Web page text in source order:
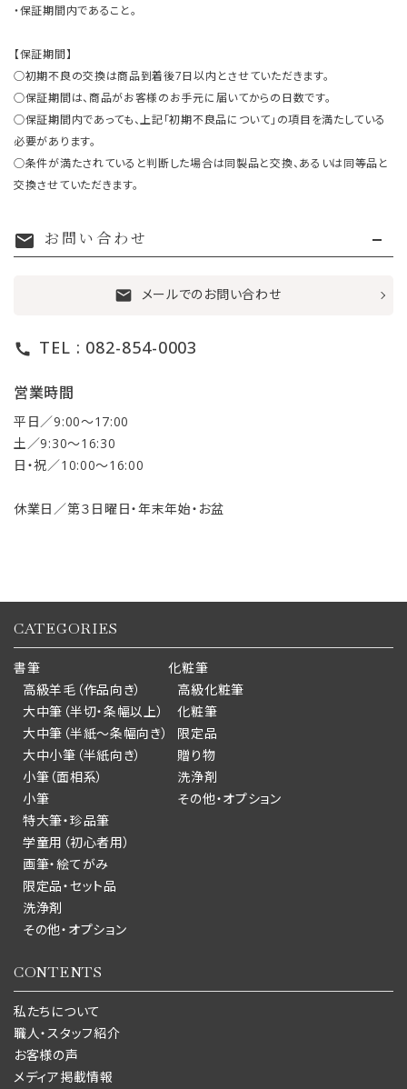
・保証期間内であること。
【保証期間】
○初期不良の交換は商品到着後7日以内とさせていただきます。
○保証期間は、商品がお客様のお手元に届いてからの日数です。
○保証期間内であっても、上記「初期不良品について」の項目を満たしている
必要があります。
○条件が満たされていると判断した場合は同製品と交換、あるいは同等品と
交換させていただきます。
mail お問い合わせ
mail メールでのお問い合わせ
call TEL : 082-854-0003
営業時間
平日／9:00〜17:00
土／9:30〜16:30
日・祝／10:00〜16:00
休業日／第３日曜日・年末年始・お盆
CATEGORIES
書筆
高級羊毛（作品向き）
大中筆（半切・条幅以上）
大中筆（半紙～条幅向き）
大中小筆（半紙向き）
小筆（面相系）
小筆
特大筆・珍品筆
学童用（初心者用）
画筆・絵てがみ
限定品・セット品
洗浄剤
その他・オプション
化粧筆
高級化粧筆
化粧筆
限定品
贈り物
洗浄剤
その他・オプション
CONTENTS
私たちについて
職人・スタッフ紹介
お客様の声
メディア掲載情報